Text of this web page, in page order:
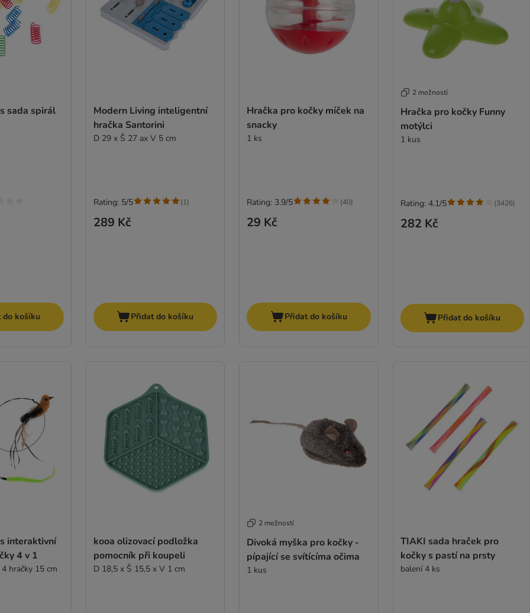
sada spirál
do košíku
Modern Living inteligentní
hračka Santorini
D 29 x Š 27 ax V 5 cm
289 Kč
Rating: 5/5 (1)
Přidat do košíku
Hračka pro kočky míček na
snacky
1 ks
29 Kč
Rating: 3.9/5 (40)
Přidat do košíku
2 možností
Hračka pro kočky Funny
motýlci
1 kus
282 Kč
Rating: 4.1/5 (3426)
Přidat do košíku
interaktivní
4 v 1
hračky 15 cm
kooa olizovací podložka
pomocník při koupeli
D 18,5 x Š 15,5 x V 1 cm
2 možností
Divoká myška pro kočky -
pípající se svítícíma očima
1 kus
TIAKI sada hraček pro
kočky s pastí na prsty
balení 4 ks